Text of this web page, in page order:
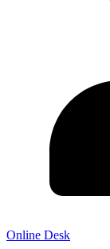
Online Desk